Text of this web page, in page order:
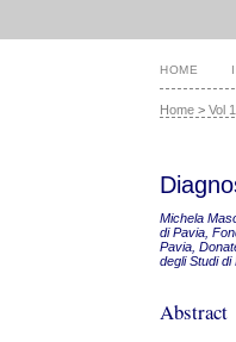
HOME
Home >Vol
Michela
di Pavia,
Pavia,
degli Studi
Abstract